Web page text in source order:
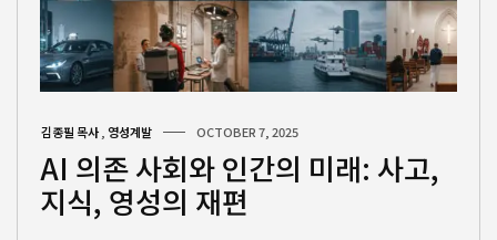
김종필 목사 영성계발 OCTOBER 7, 2025
AI 의존 사회와 인간의 미래: 사고,
지식, 영성의 재편